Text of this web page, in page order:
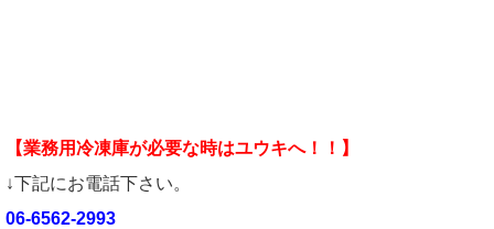
【業務用冷凍庫が必要な時はユウキへ！！】
↓下記にお電話下さい。
06-6562-2993